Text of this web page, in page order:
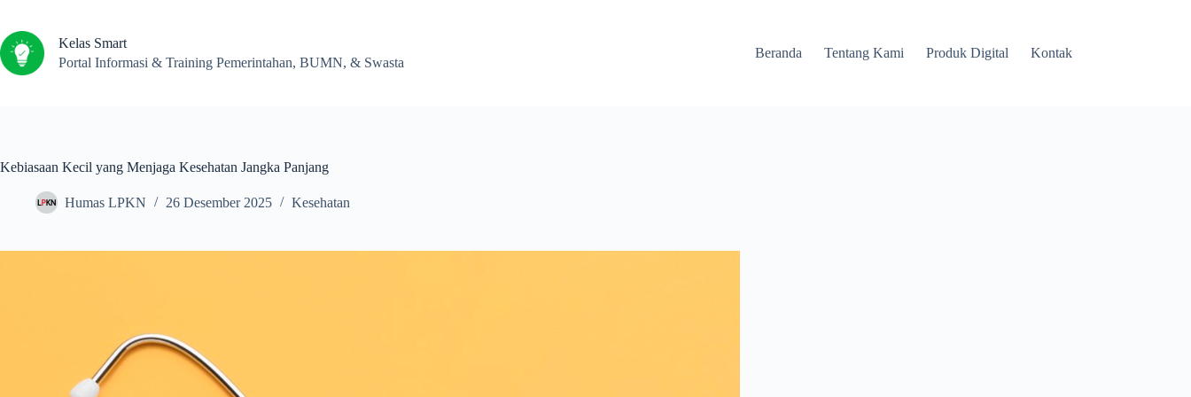
Kelas Smart
Portal Informasi & Training Pemerintahan, BUMN, & Swasta
Beranda Tentang Kami Produk Digital Kontak
Kebiasaan Kecil yang Menjaga Kesehatan Jangka Panjang
Humas LPKN 26 Desember 2025 Kesehatan